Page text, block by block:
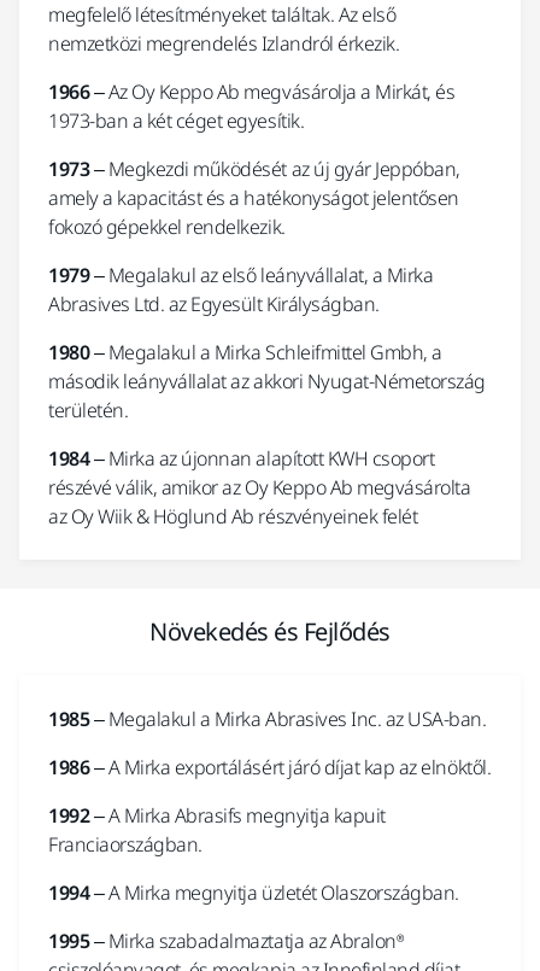
megfelelő létesítményeket találtak. Az első
nemzetközi megrendelés Izlandról érkezik.
1966– Az Oy Keppo Ab megvásárolja a Mirkát, és
1973-ban a két céget egyesítik.
1973– Megkezdi működését az új gyár Jeppóban,
amely a kapacitást és a hatékonyságot jelentősen
fokozó gépekkel rendelkezik.
1979– Megalakul az első leányvállalat, a Mirka
Abrasives Ltd. az Egyesült Királyságban.
1980– Megalakul a Mirka Schleifmittel Gmbh, a
második leányvállalat az akkori Nyugat-Németország
területén.
1984– Mirka az újonnan alapított KWH csoport
részévé válik, amikor az Oy Keppo Ab megvásárolta
az Oy Wiik & Höglund Ab részvényeinek felét
Növekedés és Fejlődés
1985– Megalakul a Mirka Abrasives Inc. az USA-ban.
1986– A Mirka exportálásért járó díjat kap az elnöktől.
1992– A Mirka Abrasifs megnyitja kapuit
Franciaországban.
1994– A Mirka megnyitja üzletét Olaszországban.
1995– Mirka szabadalmaztatja az Abralon®